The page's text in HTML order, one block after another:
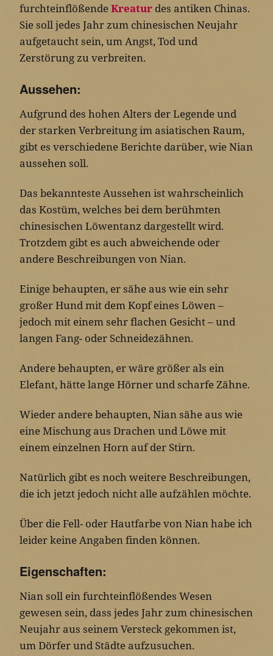
furchteinflößendeKreatur des antiken Chinas.
Sie soll jedes Jahr zum chinesischen Neujahr
aufgetaucht sein, um Angst, Tod und
Zerstörung zu verbreiten.
Aussehen:
Aufgrund des hohen Alters der Legende und
der starken Verbreitung im asiatischen Raum,
gibt es verschiedene Berichte darüber, wie Nian
aussehen soll.
Das bekannteste Aussehen ist wahrscheinlich
das Kostüm, welches bei dem berühmten
chinesischen Löwentanz dargestellt wird.
Trotzdem gibt es auch abweichende oder
andere Beschreibungen von Nian.
Einige behaupten, er sähe aus wie ein sehr
großer Hund mit dem Kopf eines Löwen –
jedoch mit einem sehr flachen Gesicht – und
langen Fang- oder Schneidezähnen.
Andere behaupten, er wäre größer als ein
Elefant, hätte lange Hörner und scharfe Zähne.
Wieder andere behaupten, Nian sähe aus wie
eine Mischung aus Drachen und Löwe mit
einem einzelnen Horn auf der Stirn.
Natürlich gibt es noch weitere Beschreibungen,
die ich jetzt jedoch nicht alle aufzählen möchte.
Über die Fell- oder Hautfarbe von Nian habe ich
leider keine Angaben finden können.
Eigenschaften:
Nian soll ein furchteinflößendes Wesen
gewesen sein, dass jedes Jahr zum chinesischen
Neujahr aus seinem Versteck gekommen ist,
um Dörfer und Städte aufzusuchen.